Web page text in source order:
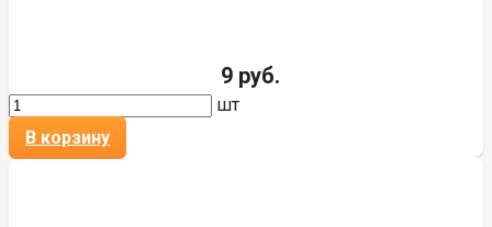
9 руб.
шт
В корзину